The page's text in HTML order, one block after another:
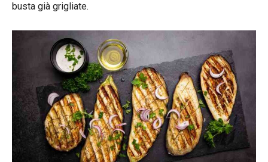
busta già grigliate.